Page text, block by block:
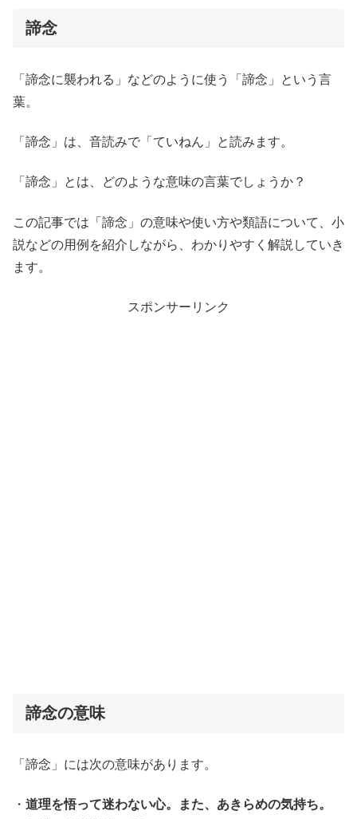
諦念
「諦念に襲われる」などのように使う「諦念」という言
葉。
「諦念」は、音読みで「ていねん」と読みます。
「諦念」とは、どのような意味の言葉でしょうか？
この記事では「諦念」の意味や使い方や類語について、小
説などの用例を紹介しながら、わかりやすく解説していき
ます。
スポンサーリンク
諦念の意味
「諦念」には次の意味があります。
・ 道理を悟って迷わない心。また、あきらめの気持ち。